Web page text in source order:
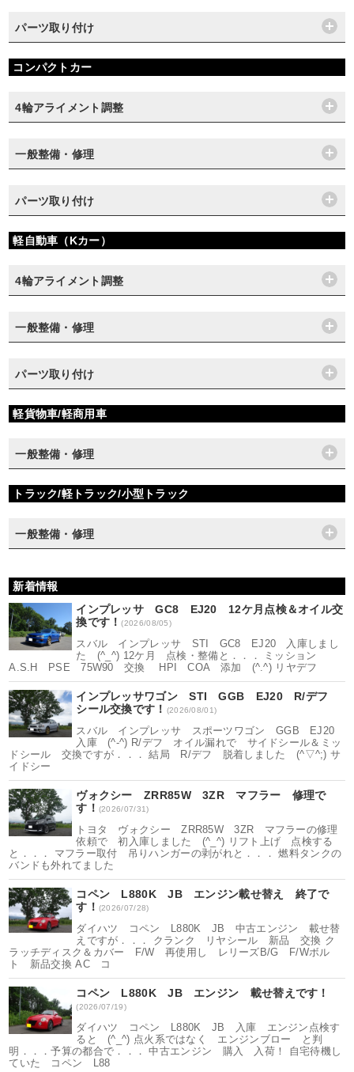
パーツ取り付け
コンパクトカー
4輪アライメント調整
一般整備・修理
パーツ取り付け
軽自動車（Kカー）
4輪アライメント調整
一般整備・修理
パーツ取り付け
軽貨物車/軽商用車
一般整備・修理
トラック/軽トラック/小型トラック
一般整備・修理
新着情報
インプレッサ GC8 EJ20 12ケ月点検＆オイル交
換です！(2026/08/05)
スバル インプレッサ STI GC8 EJ20 入庫しまし
た (^_^) 12ケ月 点検・整備と．．． ミッション
A.S.H PSE 75W90 交換 HPI COA 添加 (^.^) リヤデフ
インプレッサワゴン STI GGB EJ20 R/デフ
シール交換です！ (2026/08/01)
スバル インプレッサ スポーツワゴン GGB EJ20
入庫 (^-^) R/デフ オイル漏れで サイドシール＆ミッ
ドシール 交換ですが．．． 結局 R/デフ 脱着しました (^▽^;) サ
イドシー
ヴォクシー ZRR85W 3ZR マフラー 修理で
す！ (2026/07/31)
トヨタ ヴォクシー ZRR85W 3ZR マフラーの修理
依頼で 初入庫しました (^_^) リフト上げ 点検する
と．．． マフラー取付 吊りハンガーの剥がれと．．． 燃料タンクの
バンドも外れてました
コペン L880K JB エンジン載せ替え 終了で
す！ (2026/07/28)
ダイハツ コペン L880K JB 中古エンジン 載せ替
えですが．．． クランク リヤシール 新品 交換 ク
ラッチディスク＆カバー F/W 再使用し レリーズB/G F/Wボル
ト 新品交換 AC コ
コペン L880K JB エンジン 載せ替えです！
(2026/07/19)
ダイハツ コペン L880K JB 入庫 エンジン点検す
ると (^_^) 点火系ではなく エンジンブロー と判
明．．．予算の都合で．．． 中古エンジン 購入 入荷！ 自宅待機し
ていた コペン L88